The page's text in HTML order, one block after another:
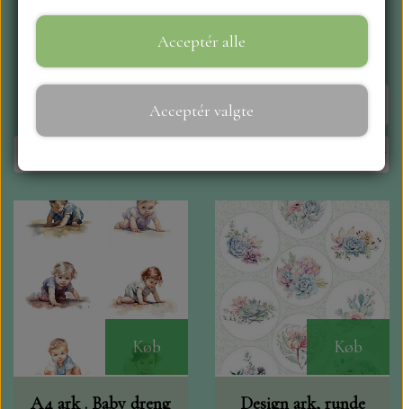
WEBSHOP
REPRINT
NYHEDER
MAJA KARTON
MINTAY PAPERS
SCRAPBOYS
Forrige side Side 1 / 4
Køb
A4 ark . Baby dreng
Køb
Design ark, runde
Acceptér alle
Acceptér valgte